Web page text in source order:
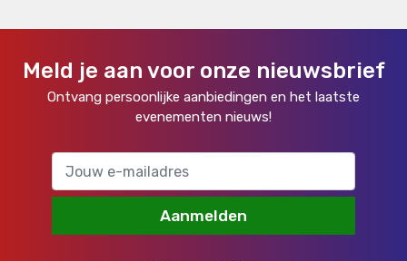
Meld je aan voor onze nieuwsbrief
Ontvang persoonlijke aanbiedingen en het laatste
evenementen nieuws!
Aanmelden